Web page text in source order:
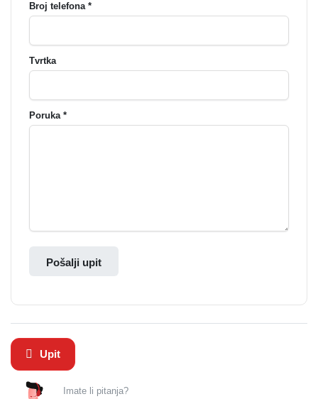
Broj telefona *
Tvrtka
Poruka *
Pošalji upit
Upit
Imate li pitanja?